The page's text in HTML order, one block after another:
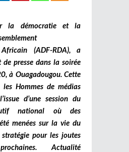
la démocratie et la
(ADF-RDA), a
presse dans la soirée
à Ouagadougou. Cette
les Hommes de médias
d’une session du
national où des
menées sur la vie du
pour les joutes
Actualité